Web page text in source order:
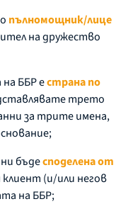
пълномощник/лице
на дружество
ББР естрана по
трето
за трите имена,
бъдесподелена от
(и/или негов
на ББР;